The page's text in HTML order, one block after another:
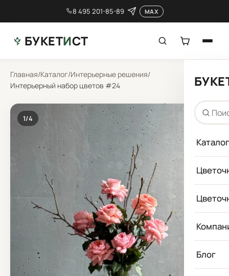
8 495 201-85-89 MAX
БУКЕТИСТ
Каталог
Блог
Главная/Каталог/Интерьерные решения/
Интерьерный набор цветов #24
1/4